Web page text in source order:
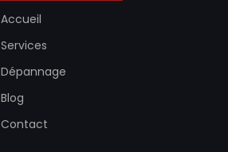
Accueil
Services
Dépannage
Blog
Contact